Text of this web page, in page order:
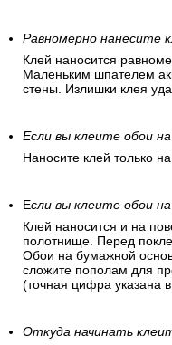
Равномерно нанесите
Клей наносится
Маленьким шпателем
стены. Излишки клея
Если вы клеите обои
Наносите клей только
Если вы клеите обои
Клей наносится и на
полотнище. Перед
Обои на бумажной
сложите пополам для
(точная цифра указана
Откуда начинать